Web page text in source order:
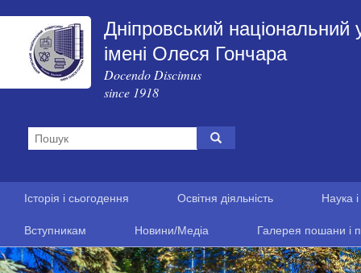
Дніпровський національний
імені Олеся Гончара
Docendo Discimus
since 1918
Історія і сьогодення Освітня діяльність Наука
Вступникам Новини/Медіа Галерея пошани і